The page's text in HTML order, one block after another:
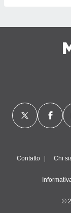
Contatto Chi
©